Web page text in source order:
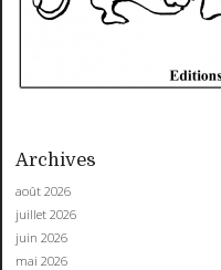
Archives
août 2026
juillet 2026
juin 2026
mai 2026